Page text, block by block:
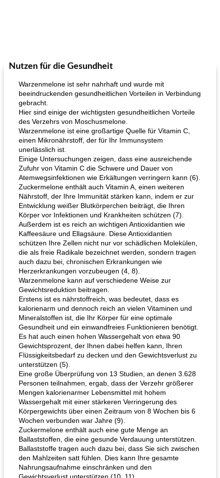
Nutzen für die Gesundheit
Warzenmelone ist sehr nahrhaft und wurde mit
beeindruckenden gesundheitlichen Vorteilen in Verbindung
gebracht.
Hier sind einige der wichtigsten gesundheitlichen Vorteile
des Verzehrs von Moschusmelone.
Warzenmelone ist eine großartige Quelle für Vitamin C,
einen Mikronährstoff, der für Ihr Immunsystem
unerlässlich ist.
Einige Untersuchungen zeigen, dass eine ausreichende
Zufuhr von Vitamin C die Schwere und Dauer von
Atemwegsinfektionen wie Erkältungen verringern kann (6).
Zuckermelone enthält auch Vitamin A, einen weiteren
Nährstoff, der Ihre Immunität stärken kann, indem er zur
Entwicklung weißer Blutkörperchen beiträgt, die Ihren
Körper vor Infektionen und Krankheiten schützen (7).
Außerdem ist es reich an wichtigen Antioxidantien wie
Kaffeesäure und Ellagsäure. Diese Antioxidantien
schützen Ihre Zellen nicht nur vor schädlichen Molekülen,
die als freie Radikale bezeichnet werden, sondern tragen
auch dazu bei, chronischen Erkrankungen wie
Herzerkrankungen vorzubeugen (4, 8).
Warzenmelone kann auf verschiedene Weise zur
Gewichtsreduktion beitragen.
Erstens ist es nährstoffreich, was bedeutet, dass es
kalorienarm und dennoch reich an vielen Vitaminen und
Mineralstoffen ist, die Ihr Körper für eine optimale
Gesundheit und ein einwandfreies Funktionieren benötigt.
Es hat auch einen hohen Wassergehalt von etwa 90
Gewichtsprozent, der Ihnen dabei helfen kann, Ihren
Flüssigkeitsbedarf zu decken und den Gewichtsverlust zu
unterstützen (5).
Eine große Überprüfung von 13 Studien, an denen 3.628
Personen teilnahmen, ergab, dass der Verzehr größerer
Mengen kalorienarmer Lebensmittel mit hohem
Wassergehalt mit einer stärkeren Verringerung des
Körpergewichts über einen Zeitraum von 8 Wochen bis 6
Wochen verbunden war Jahre (9).
Zuckermelone enthält auch eine gute Menge an
Ballaststoffen, die eine gesunde Verdauung unterstützen.
Ballaststoffe tragen auch dazu bei, dass Sie sich zwischen
den Mahlzeiten satt fühlen. Dies kann Ihre gesamte
Nahrungsaufnahme einschränken und den